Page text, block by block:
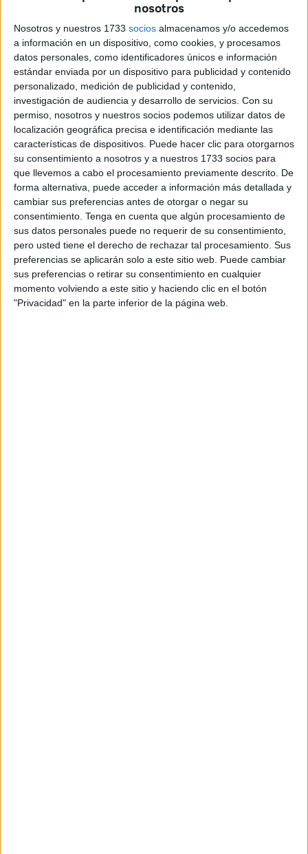
nosotros
Nosotros y nuestros 1733 socios almacenamos y/o accedemos
a información en un dispositivo, como cookies, y procesamos
datos personales, como identificadores únicos e información
estándar enviada por un dispositivo para publicidad y contenido
personalizado, medición de publicidad y contenido,
investigación de audiencia y desarrollo de servicios. Con su
permiso, nosotros y nuestros socios podemos utilizar datos de
localización geográfica precisa e identificación mediante las
características de dispositivos. Puede hacer clic para otorgarnos
su consentimiento a nosotros y a nuestros 1733 socios para
que llevemos a cabo el procesamiento previamente descrito. De
forma alternativa, puede acceder a información más detallada y
cambiar sus preferencias antes de otorgar o negar su
consentimiento. Tenga en cuenta que algún procesamiento de
sus datos personales puede no requerir de su consentimiento,
pero usted tiene el derecho de rechazar tal procesamiento. Sus
preferencias se aplicarán solo a este sitio web. Puede cambiar
sus preferencias o retirar su consentimiento en cualquier
momento volviendo a este sitio y haciendo clic en el botón
"Privacidad" en la parte inferior de la página web.
tribunales tras años de una situación que describe como
marcada por elsufrimiento y la humillación, además de
lospresuntos malos tratos“en su peor cara”.